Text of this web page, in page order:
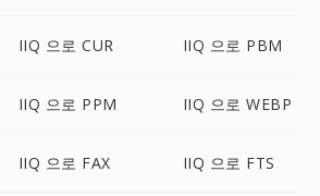
IIQ 으로 CUR IIQ 으로 PBM
IIQ 으로 PPM IIQ 으로 WEBP
IIQ 으로 FAX IIQ 으로 FTS